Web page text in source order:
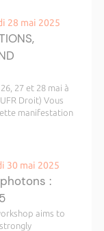
28 mai 2025
27 et 28 mai à
Droit) Vous
manifestation
30 mai 2025
:
aims to